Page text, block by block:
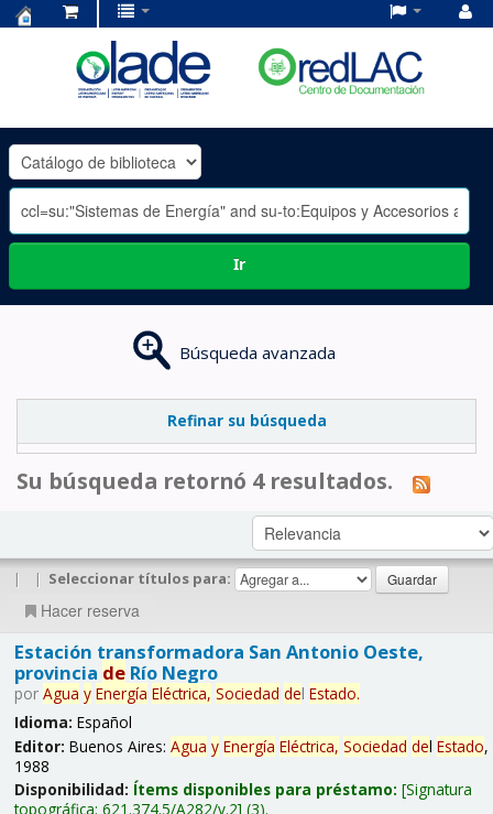
OLADE
-
Ir
Búsqueda avanzada
Refinar su búsqueda
Su búsqueda retornó 4 resultados.
| | Seleccionar títulos para:
Hacer reserva
Estación transformadora San Antonio Oeste,
provincia deRío Negro
por Agua y Energía Eléctrica, Sociedad del Estado.
Idioma: Español
Editor: Buenos Aires: Agua y Energía Eléctrica, Sociedad del Estado,
1988
Disponibilidad: Ítems disponibles para préstamo: Signatura
topográfica: 621.374.5/A282/v.2 (3).